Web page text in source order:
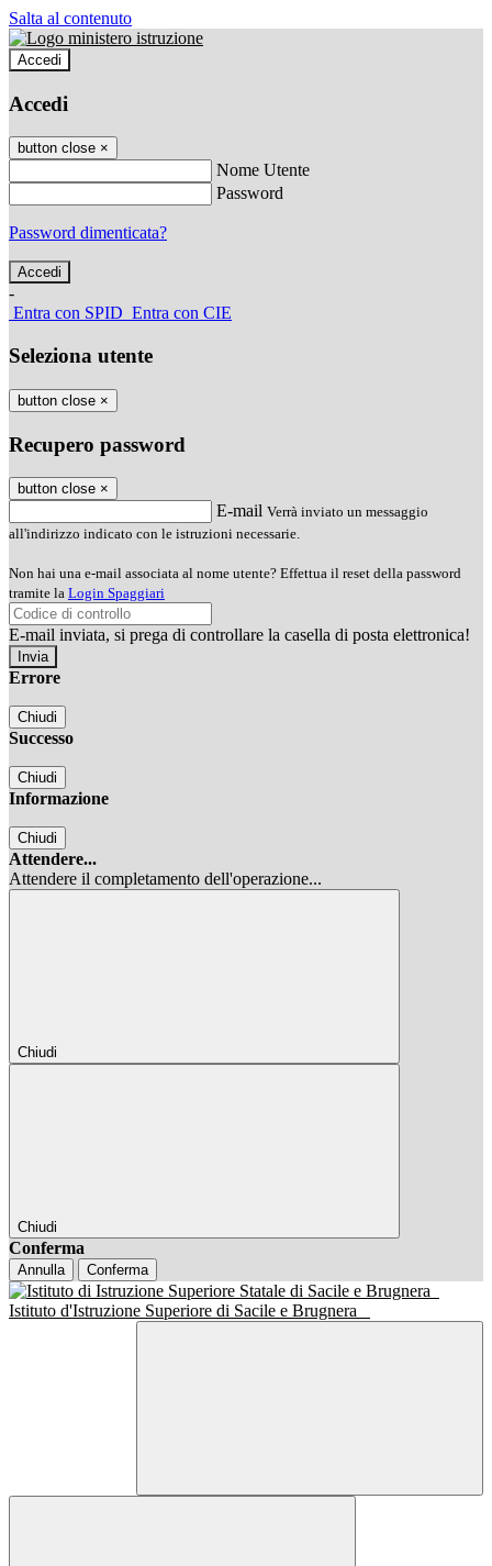
Salta al contenuto
Accedi
Accedi
button close ×
Nome Utente
Password
Password dimenticata?
-
Entra con SPID Entra con CIE
Seleziona utente
button close ×
Recupero password
button close ×
E-mail Verrà inviato un messaggio
all'indirizzo indicato con le istruzioni necessarie.
Non hai una e-mail associata al nome utente? Effettua il reset della password
tramite la Login Spaggiari
E-mail inviata, si prega di controllare la casella di posta elettronica!
Errore
Chiudi
Successo
Chiudi
Informazione
Chiudi
Attendere...
Attendere il completamento dell'operazione...
Chiudi
Chiudi
Conferma
Annulla Conferma
Istituto d'Istruzione Superiore di Sacile e Brugnera